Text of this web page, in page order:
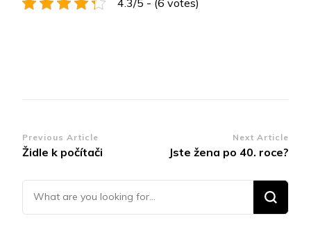
Post
Navigation
Previous Article
Židle k počítači
Next Article
Jste žena po 40. roce?